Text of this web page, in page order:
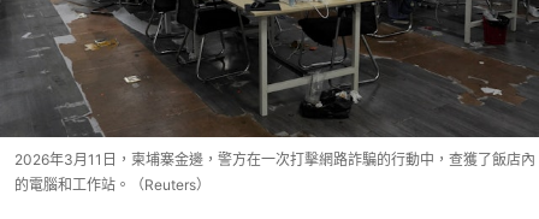
2026年3月11日，柬埔寨金邊，警方在一次打擊網路詐騙的行動中，查獲了飯店內
的電腦和工作站。（Reuters）